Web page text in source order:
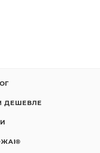
ДЕШЕВЛЕ